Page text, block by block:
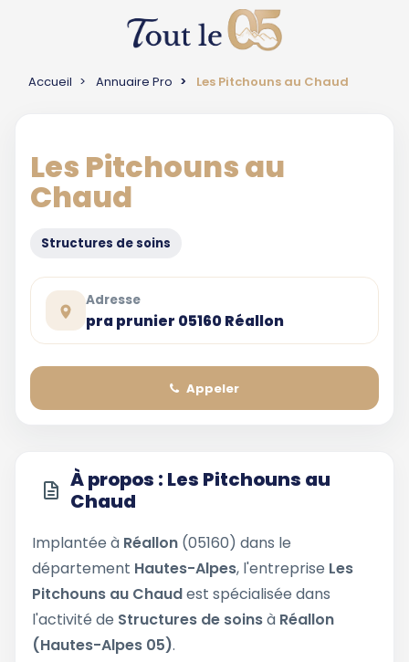
Accueil Annuaire Pro Les Pitchouns au Chaud
Les Pitchouns au
Chaud
Structures de soins
Adresse
pra prunier 05160 Réallon
Appeler
À propos : Les Pitchouns au
Chaud
Implantée à Réallon (05160) dans le
département Hautes-Alpes, l'entreprise Les
Pitchouns au Chaudest spécialisée dans
l'activité de Structures de soinsà Réallon
(Hautes-Alpes 05).